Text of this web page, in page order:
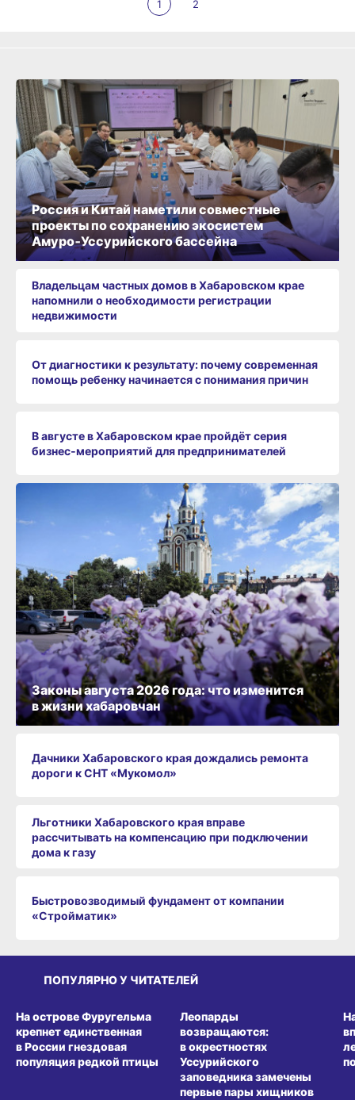
1 2
Россия и Китай наметили совместные
проекты по сохранению экосистем
Амуро‑Уссурийского бассейна
Владельцам частных домов в Хабаровском крае
напомнили о необходимости регистрации
недвижимости
От диагностики к результату: почему современная
помощь ребенку начинается с понимания причин
В августе в Хабаровском крае пройдёт серия
бизнес‑мероприятий для предпринимателей
Дачники Хабаровского края дождались ремонта
дороги к СНТ «Мукомол»
Льготники Хабаровского края вправе
рассчитывать на компенсацию при подключении
дома к газу
Быстровозводимый фундамент от компании
«Стройматик»
Законы августа 2026 года: что изменится
в жизни хабаровчан
ПОПУЛЯРНО У ЧИТАТЕЛЕЙ
На острове Фуругельма
крепнет единственная
в России гнездовая
популяция редкой птицы
Леопарды
возвращаются:
в окрестностях
Уссурийского
заповедника замечены
первые пары хищников